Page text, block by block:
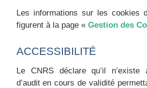
Les informations sur les cookies
figurent à la page « Gestion des
ACCESSIBILITÉ
Le CNRS déclare qu’il n’existe
d’audit en cours de validité